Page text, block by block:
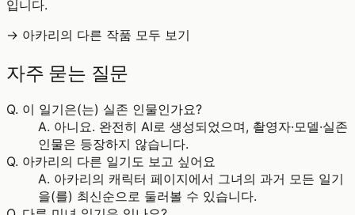
입니다.
→ 아카리의 다른 작품 모두 보기
자주 묻는 질문
Q. 이 일기은(는) 실존 인물인가요?
A. 아니요. 완전히 AI로 생성되었으며, 촬영자·모델·실존
인물은 등장하지 않습니다.
Q. 아카리의 다른 일기도 보고 싶어요
A. 아카리의 캐릭터 페이지에서 그녀의 과거 모든 일기
을(를) 최신순으로 둘러볼 수 있습니다.